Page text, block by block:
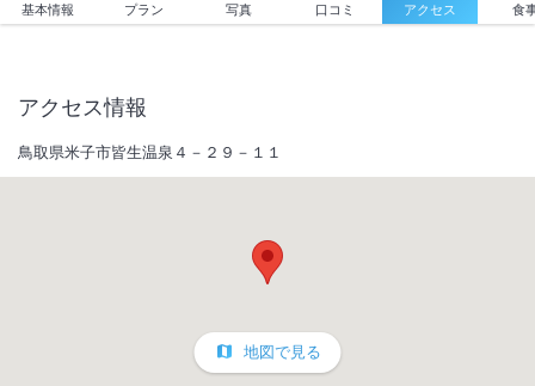
基本情報 プラン 写真 口コミ アクセス 食
アクセス情報
鳥取県米子市皆生温泉４－２９－１１
地図で見る